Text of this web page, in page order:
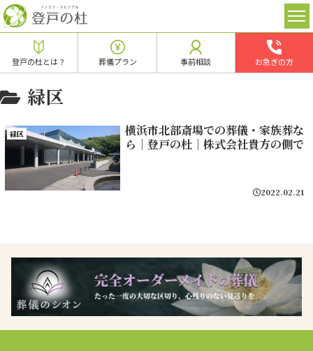
登戸の杜とは？ 葬儀プラン 事前相談 お急ぎの方
緑区
緑区
横浜市北部斎場での葬儀・家族葬な
ら｜登戸の杜｜株式会社貴方の側で
2022.02.21